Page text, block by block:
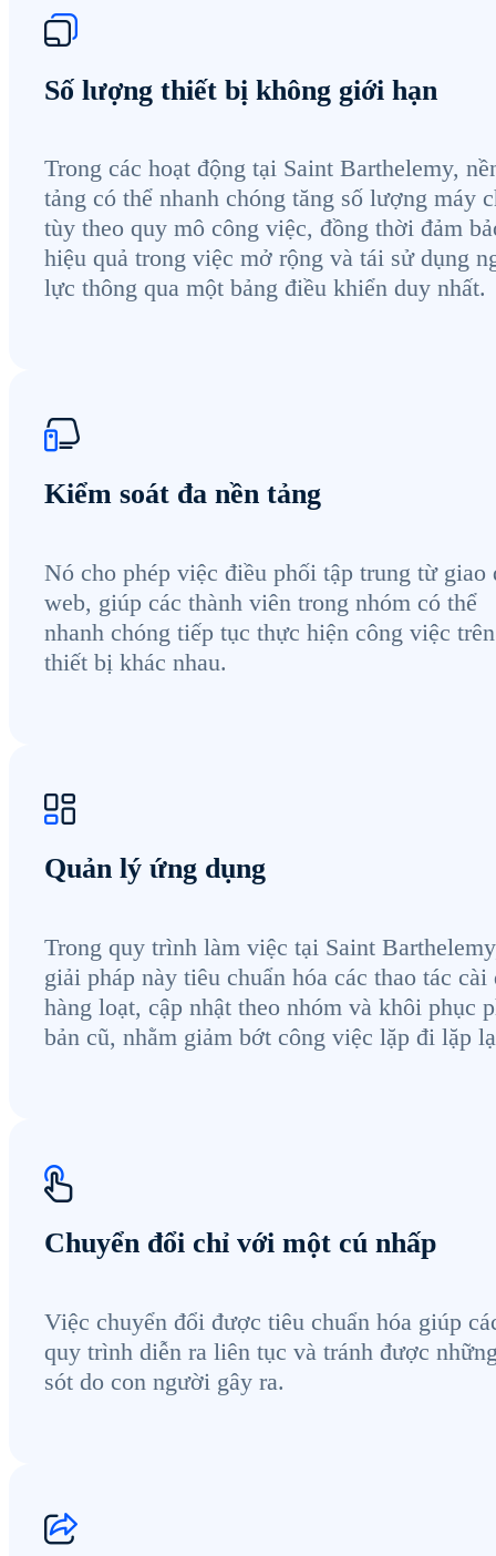
Số lượng thiết bị không giới hạn
Trong các hoạt động tại Saint Barthelemy,
tảng có thể nhanh chóng tăng số lượng máy
tùy theo quy mô công việc, đồng thời đảm
hiệu quả trong việc mở rộng và tái sử dụng
lực thông qua một bảng điều khiển duy nhất.
Kiểm soát đa nền tảng
Nó cho phép việc điều phối tập trung từ giao
web, giúp các thành viên trong nhóm có thể
nhanh chóng tiếp tục thực hiện công việc
thiết bị khác nhau.
Quản lý ứng dụng
Trong quy trình làm việc tại Saint
giải pháp này tiêu chuẩn hóa các thao tác cài
hàng loạt, cập nhật theo nhóm và khôi phục
bản cũ, nhằm giảm bớt công việc lặp đi lặp
Chuyển đổi chỉ với một cú nhấp
Việc chuyển đổi được tiêu chuẩn hóa giúp
quy trình diễn ra liên tục và tránh được
sót do con người gây ra.